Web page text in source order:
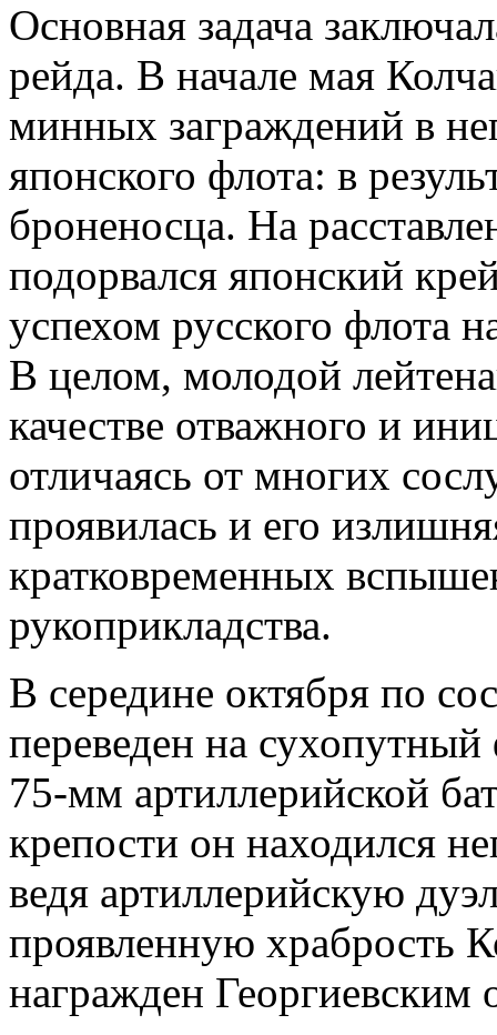
Основная задача
рейда. В начале мая
минных заграждений в
японского флота: в
броненосца. На
подорвался японский
успехом русского флота
В целом, молодой
качестве отважного и
отличаясь от многих
проявилась и его
кратковременных
рукоприкладства.
В середине октября по
переведен на
75-мм артиллерийской
крепости он находился
ведя артиллерийскую
проявленную храбрость
награжден Георгиевским